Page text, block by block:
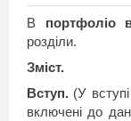
В портфоліо
розділи.
Зміст.
Вступ. (У
включені до